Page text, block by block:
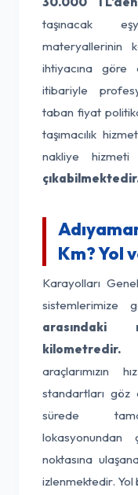
taşınacak
materyallerinin
ihtiyacına göre
itibariyle
taban fiyat
taşımacılık
nakliye
Km? Yol
Karayolları
sistemlerimize
arasındaki
kilometredir.
araçlarımızın
standartları göz
sürede
lokasyonundan
noktasına
izlenmektedir. Yol